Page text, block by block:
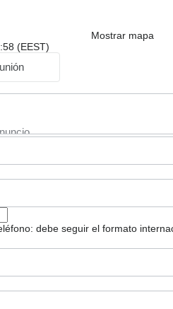
Mostrar mapa
(EEST)
debe seguir el formato